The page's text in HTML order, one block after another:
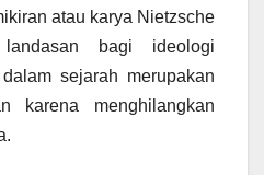
atau karya Nietzsche
bagi ideologi
sejarah merupakan
karena menghilangkan